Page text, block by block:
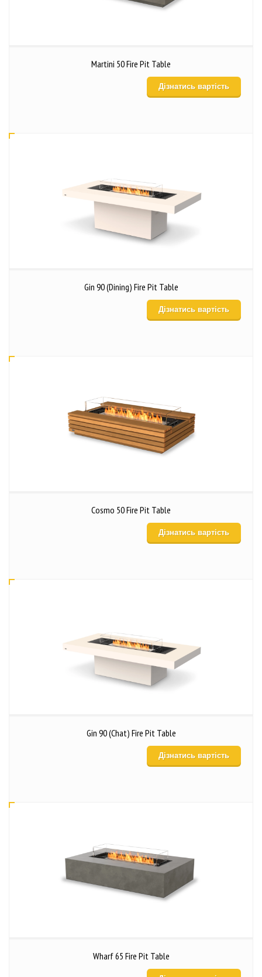
Martini 50 Fire Pit Table
Дізнатись вартість
Gin 90 (Dining) Fire Pit Table
Дізнатись вартість
Cosmo 50 Fire Pit Table
Дізнатись вартість
Gin 90 (Chat) Fire Pit Table
Дізнатись вартість
Wharf 65 Fire Pit Table